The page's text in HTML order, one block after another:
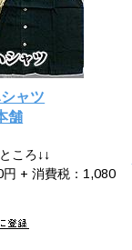
ャツ
舗
ころ↓↓
+ 消費税：1,080